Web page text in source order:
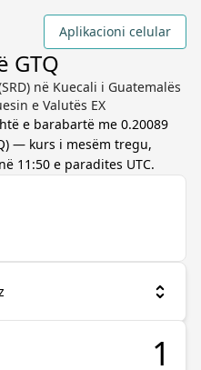
Aplikacioni celular
GTQ
në Kuecali i Guatemalës
e Valutës EX
e barabartë me 0.20089
) — kurs i mesëm tregu,
11:50 e paradites UTC.